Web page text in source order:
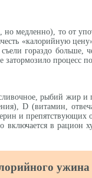
медленно), то от
«калорийную
гораздо
затормозило процесс
рыбий жир
D (витамин,
и
включается в
ужина